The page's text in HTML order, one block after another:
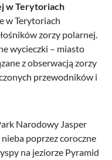
wTerytoriach
w Terytoriach
zorzy polarnej.
wycieczki – miasto
z obserwacją zorzy
przewodników i
Narodowy Jasper
poprzez coroczne
na jeziorze Pyramid